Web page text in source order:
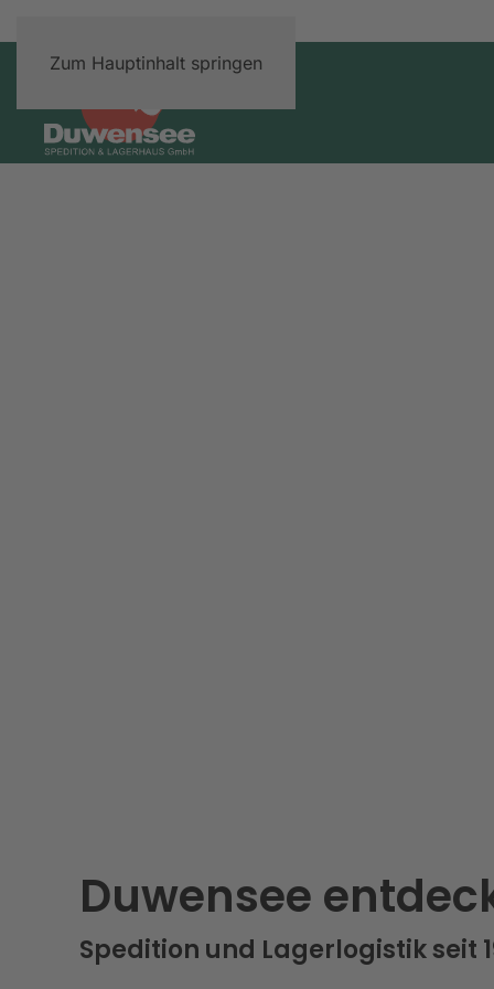
Zum Hauptinhalt springen
Duwensee
Spedition und Lagerlogistik seit